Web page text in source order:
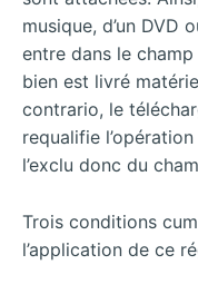
musique, d’un DVD
entre dans le
bien est livré
contrario, le
requalifie
l’exclu donc du
Trois conditions
l’application de ce